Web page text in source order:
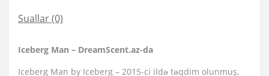
Suallar(0)
Iceberg Man – DreamScent.az-da
Iceberg Man by Iceberg – 2015-ci ildə təqdim olunmuş,